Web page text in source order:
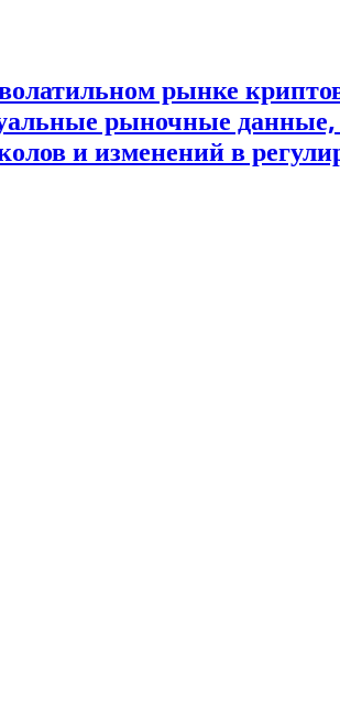
рынке
рыночные
и изменений в